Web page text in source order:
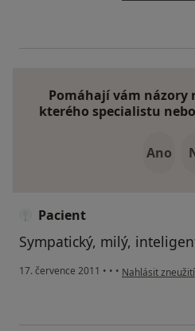
Pomáhají vám názory
kterého specialistu
Ano
Pacient
Sympatický, milý,
17. července 2011 • • • podle názoru
Nahlásit zneužití